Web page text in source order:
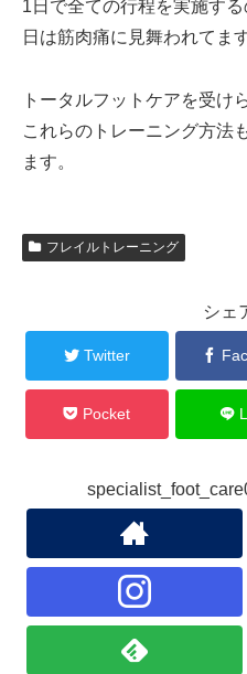
1日で全ての行程を実施す
日は筋肉痛に見舞われてます
トータルフットケアを受け
これらのトレーニング方法
ます。
フレイルトレーニング
シェ
Twitter
Pocket